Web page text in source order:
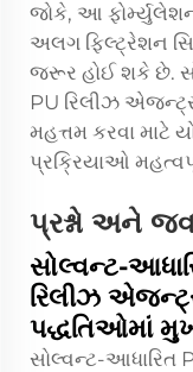
જોકે, આ
અલગ ફિલ્ટ્રેશન
જરૂર હોઈ શકે છે.
PU રિલીઝ
મહત્તમ કરવા માટે
પ્રક્રિયાઓ
પ્રશ્નો અને
સોલ્વન્ટ-
રિલીઝ
પદ્ધતિઓમાં
સોલ્વન્ટ-આધારિત